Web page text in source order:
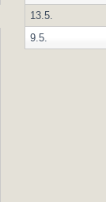
13.5.
9.5.